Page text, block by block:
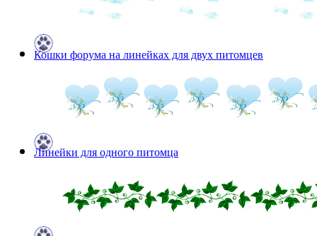
Кошки форума на линейках для двух питомцев
Линейки для одного питомца